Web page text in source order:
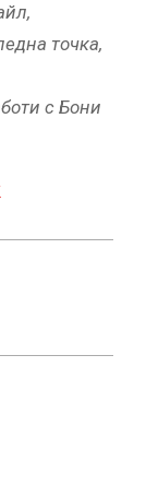
точка,
с Бони